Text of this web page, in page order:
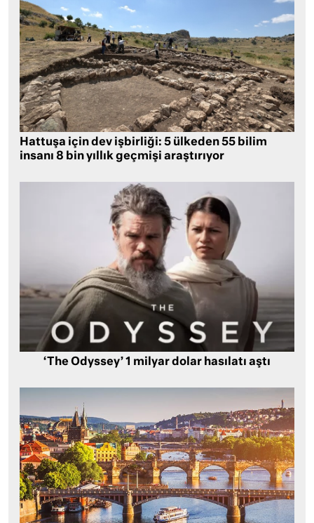
Hattuşa için dev işbirliği: 5 ülkeden 55 bilim
insanı 8 bin yıllık geçmişi araştırıyor
‘The Odyssey’ 1 milyar dolar hasılatı aştı